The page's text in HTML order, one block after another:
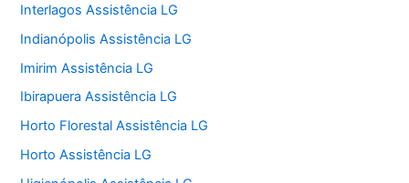
Interlagos Assistência LG
Indianópolis Assistência LG
Imirim Assistência LG
Ibirapuera Assistência LG
Horto Florestal Assistência LG
Horto Assistência LG